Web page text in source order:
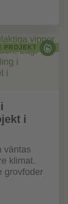
PROJEKT
i
väntas
klimat.
grovfoder